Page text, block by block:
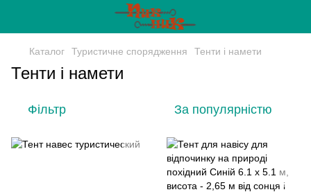
Каталог Туристичне спорядження Тенти і намети
Тенти і намети
Фільтр За популярністю